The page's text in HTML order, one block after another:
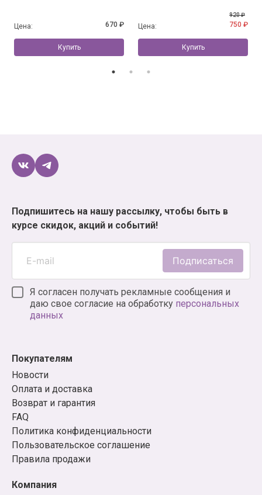
Цена: 670 ₽
Купить
Цена:
920 ₽
750 ₽
Купить
Подпишитесь на нашу рассылку, чтобы быть в
курсе скидок, акций и событий!
Подписаться
Я согласен получать рекламные сообщения и
даю свое согласие на обработку персональных
данных
Покупателям
Новости
Оплата и доставка
Возврат и гарантия
FAQ
Политика конфиденциальности
Пользовательское соглашение
Правила продажи
Компания